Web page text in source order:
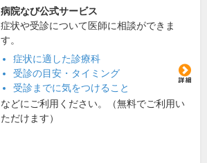
病院なび公式サービス
症状や受診について医師に相談ができま
す。
症状に適した診療科
受診の目安・タイミング
受診までに気をつけること
などにご利用ください。（無料でご利用い
ただけます）